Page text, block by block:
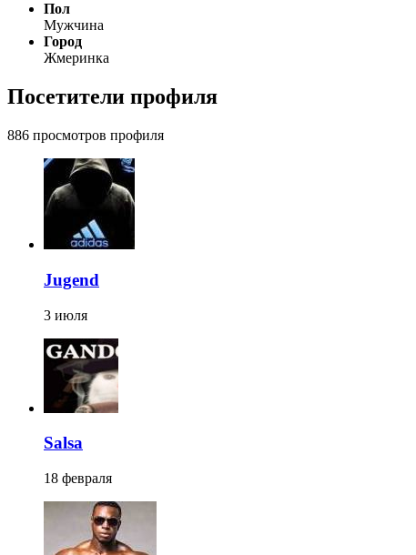
Пол
Мужчина
Город
Жмеринка
Посетители профиля
886 просмотров профиля
Jugend
3 июля
Salsa
18 февраля